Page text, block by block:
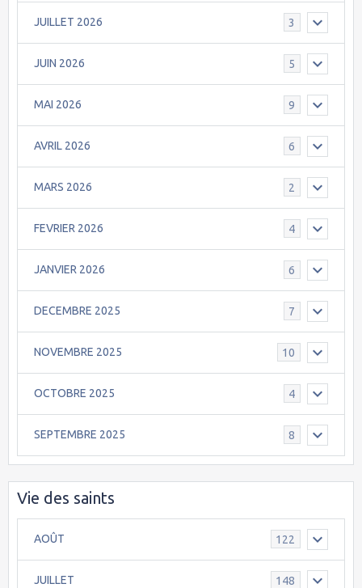
JUILLET 2026 3
JUIN 2026 5
MAI 2026 9
AVRIL 2026 6
MARS 2026 2
FEVRIER 2026 4
JANVIER 2026 6
DECEMBRE 2025 7
NOVEMBRE 2025 10
OCTOBRE 2025 4
SEPTEMBRE 2025 8
Vie des saints
AOÛT 122
JUILLET 148